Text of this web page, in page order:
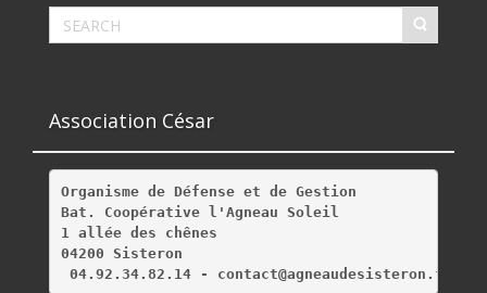
Association César
Organisme de Défense et de Gestion
Bat. Coopérative l'Agneau Soleil
1 allée des chênes
04200 Sisteron
04.92.34.82.14 - contact@agneaudesisteron.fr